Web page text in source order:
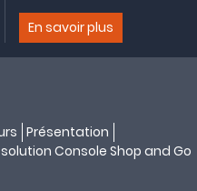
En savoir plus
Présentation
Console Shop and Go